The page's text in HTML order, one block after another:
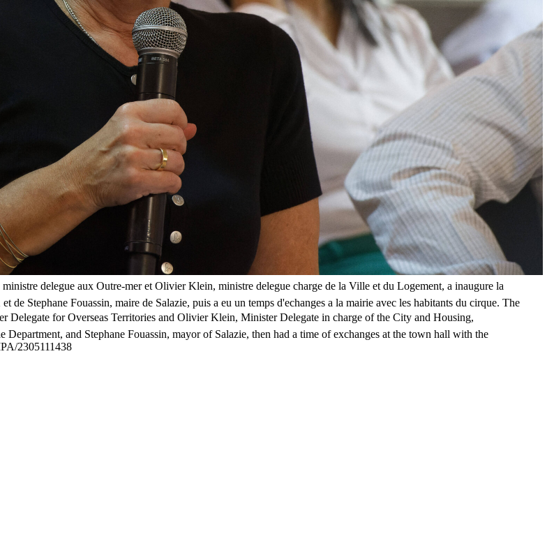
delegue aux Outre-mer et Olivier Klein, ministre delegue charge de la Ville et du Logement, a inaugure la
Stephane Fouassin, maire de Salazie, puis a eu un temps d'echanges a la mairie avec les habitants du cirque. The
Delegate for Overseas Territories and Olivier Klein, Minister Delegate in charge of the City and Housing,
and Stephane Fouassin, mayor of Salazie, then had a time of exchanges at the town hall with the
2305111438